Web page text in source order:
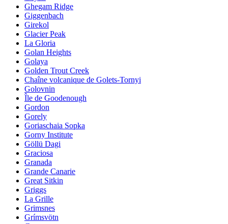
Ghegam Ridge
Giggenbach
Girekol
Glacier Peak
La Gloria
Golan Heights
Golaya
Golden Trout Creek
Chaîne volcanique de Golets-Tornyi
Golovnin
Île de Goodenough
Gordon
Gorely
Goriaschaia Sopka
Gorny Institute
Göllü Dagi
Graciosa
Granada
Grande Canarie
Great Sitkin
Griggs
La Grille
Grimsnes
Grímsvötn